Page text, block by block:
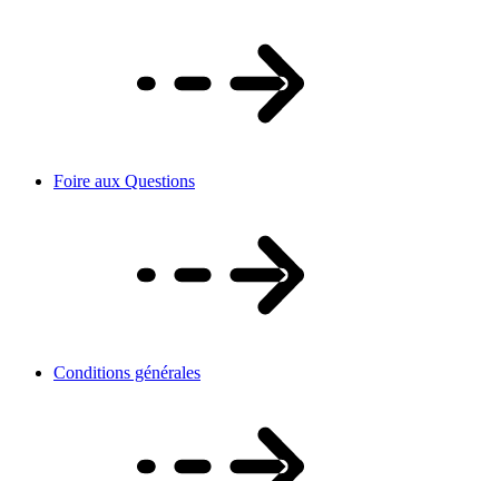
Foire aux Questions
Conditions générales